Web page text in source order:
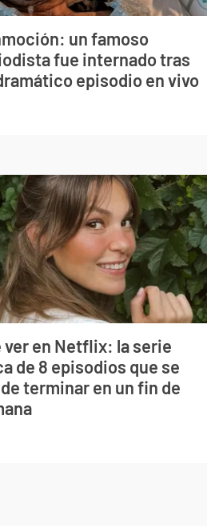
un famoso
fue internado tras
episodio en vivo
ver en Netflix: la serie
de 8 episodios que se
terminar en un fin de